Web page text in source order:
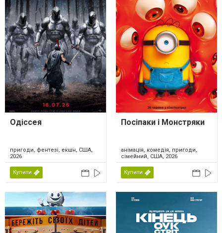
Одіссея
пригоди, фентезі, екшн, США,
2026
Купити
Посіпаки і Монстряки
анімація, комедія, пригоди,
сімейний, США, 2026
Купити